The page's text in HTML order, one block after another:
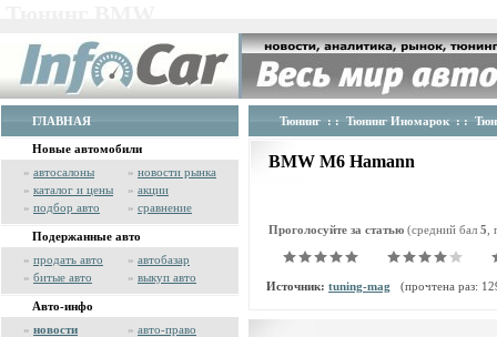
ГЛАВНАЯ
Новые автомобили
» автосалоны » новости рынка
» каталог и цены » акции
» подбор авто » сравнение
Подержанные авто
» продать авто » автобазар
» битые авто » выкуп авто
Авто-инфо
» новости » авто-право
Тюнинг : : Тюнинг Иномарок : :
BMW M6 Hamann
Проголосуйте за статью (средний бал 5
Источник: tuning-mag (прочтена раз: